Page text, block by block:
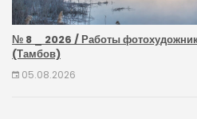
№ 8 _ 2026 / Работы
(Тамбов)
05.08.2026